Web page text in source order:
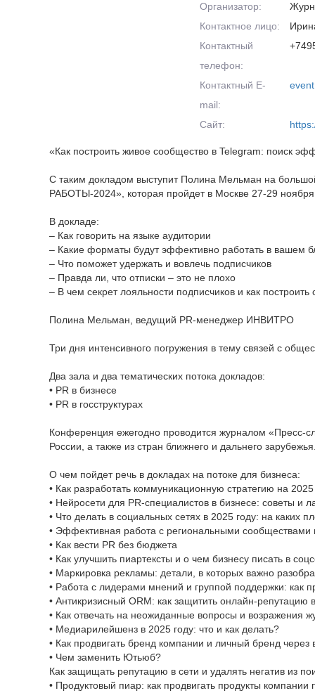
Организатор:
Контактное лицо:
Контактный
телефон:
Контактный E-
mail:
Сайт:
«Как построить живое сообщество в Telegram: поиск
С таким докладом выступит Полина Мельман на
РАБОТЫ-2024», которая пройдет в Москве 27-29
В докладе:
– Как говорить на языке аудитории
– Какие форматы будут эффективно работать в вашем
– Что поможет удержать и вовлечь подписчиков
– Правда ли, что отписки – это не плохо
– В чем секрет лояльности подписчиков и как построить
Полина Мельман, ведущий PR-менеджер ИНВИТРО
Три дня интенсивного погружения в тему связей с
Два зала и два тематических потока докладов:
• PR в бизнесе
• PR в госструктурах
Конференция ежегодно проводится журналом «Пресс-
России, а также из стран ближнего и дальнего
О чем пойдет речь в докладах на потоке для бизнеса:
• Как разработать коммуникационную стратегию на
• Нейросети для PR-специалистов в бизнесе: советы и
• Что делать в социальных сетях в 2025 году: на каких
• Эффективная работа с региональными сообществами
• Как вести PR без бюджета
• Как улучшить пиартексты и о чем бизнесу писать в
• Маркировка рекламы: детали, в которых важно
• Работа с лидерами мнений и группой поддержки: как
• Антикризисный ORM: как защитить онлайн-репутацию
• Как отвечать на неожиданные вопросы и возражения
• Медиарилейшенз в 2025 году: что и как делать?
• Как продвигать бренд компании и личный бренд через
• Чем заменить Ютьюб?
Как защищать репутацию в сети и удалять негатив из
• Продуктовый пиар: как продвигать продукты